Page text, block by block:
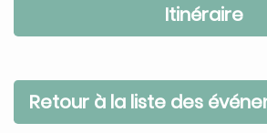
Itinéraire
Retour à la liste des